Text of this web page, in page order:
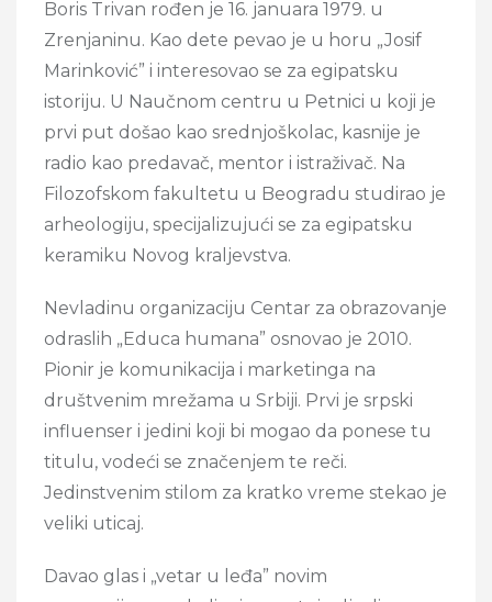
Boris Trivan rođen je 16. januara 1979. u
Zrenjaninu. Kao dete pevao je u horu „Josif
Marinković” i interesovao se za egipatsku
istoriju. U Naučnom centru u Petnici u koji je
prvi put došao kao srednjoškolac, kasnije je
radio kao predavač, mentor i istraživač. Na
Filozofskom fakultetu u Beogradu studirao je
arheologiju, specijalizujući se za egipatsku
keramiku Novog kraljevstva.
Nevladinu organizaciju Centar za obrazovanje
odraslih „Educa humana” osnovao je 2010.
Pionir je komunikacija i marketinga na
društvenim mrežama u Srbiji. Prvi je srpski
influenser i jedini koji bi mogao da ponese tu
titulu, vodeći se značenjem te reči.
Jedinstvenim stilom za kratko vreme stekao je
veliki uticaj.
Davao glas i „vetar u leđa” novim